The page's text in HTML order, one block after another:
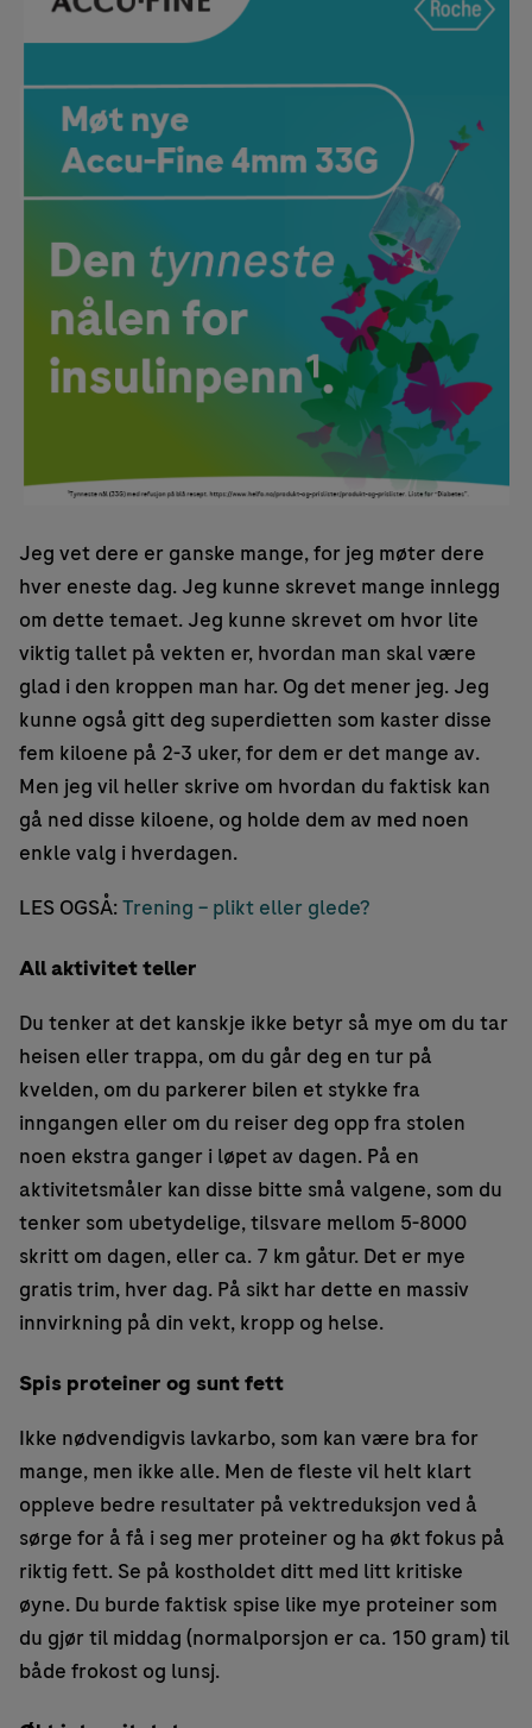
Jeg vet dere er ganske mange, for jeg møter dere
hver eneste dag. Jeg kunne skrevet mange innlegg
om dette temaet. Jeg kunne skrevet om hvor lite
viktig tallet på vekten er, hvordan man skal være
glad i den kroppen man har. Og det mener jeg. Jeg
kunne også gitt deg superdietten som kaster disse
fem kiloene på 2-3 uker, for dem er det mange av.
Men jeg vil heller skrive om hvordan du faktisk kan
gå ned disse kiloene, og holde dem av med noen
enkle valg i hverdagen.
LES OGSÅ:Trening – plikt eller glede?
All aktivitet teller
Du tenker at det kanskje ikke betyr så mye om du tar
heisen eller trappa, om du går deg en tur på
kvelden, om du parkerer bilen et stykke fra
inngangen eller om du reiser deg opp fra stolen
noen ekstra ganger i løpet av dagen. På en
aktivitetsmåler kan disse bitte små valgene, som du
tenker som ubetydelige, tilsvare mellom 5-8000
skritt om dagen, eller ca. 7 km gåtur. Det er mye
gratis trim, hver dag. På sikt har dette en massiv
innvirkning på din vekt, kropp og helse.
Spis proteiner og sunt fett
Ikke nødvendigvis lavkarbo, som kan være bra for
mange, men ikke alle. Men de fleste vil helt klart
oppleve bedre resultater på vektreduksjon ved å
sørge for å få i seg mer proteiner og ha økt fokus på
riktig fett. Se på kostholdet ditt med litt kritiske
øyne. Du burde faktisk spise like mye proteiner som
du gjør til middag (normalporsjon er ca. 150 gram) til
både frokost og lunsj.